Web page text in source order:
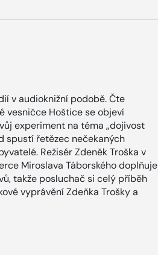
v audioknižní podobě. Čte
vesničce Hoštice se objeví
experiment na téma „dojivost
spustí řetězec nečekaných
Režisér Zdeněk Troška v
Miroslava Táborského doplňuje
takže posluchač si celý příběh
vyprávění Zdeňka Trošky a